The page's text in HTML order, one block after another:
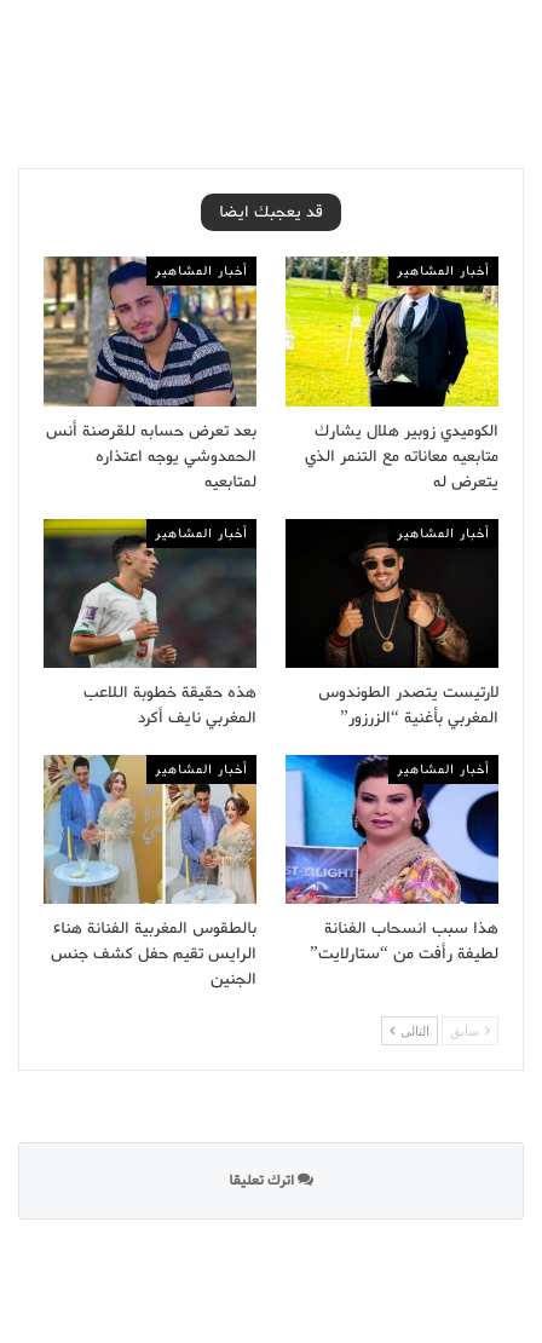
قد يعجبك ايضا
أخبار المشاهير
الكوميدي زوبير هلال يشارك
متابعيه معاناته مع التنمر الذي
يتعرض له
أخبار المشاهير
بعد تعرض حسابه للقرصنة أنس
الحمدوشي يوجه اعتذاره
لمتابعيه
أخبار المشاهير
لارتيست يتصدر الطوندوس
المغربي بأغنية “الزرزور”
أخبار المشاهير
هذه حقيقة خطوبة اللاعب
المغربي نايف أكرد
أخبار المشاهير
هذا سبب انسحاب الفنانة
لطيفة رأفت من “ستارلايت”
أخبار المشاهير
بالطقوس المغربية الفنانة هناء
الرايس تقيم حفل كشف جنس
الجنين
سابق التالى
اترك تعليقا